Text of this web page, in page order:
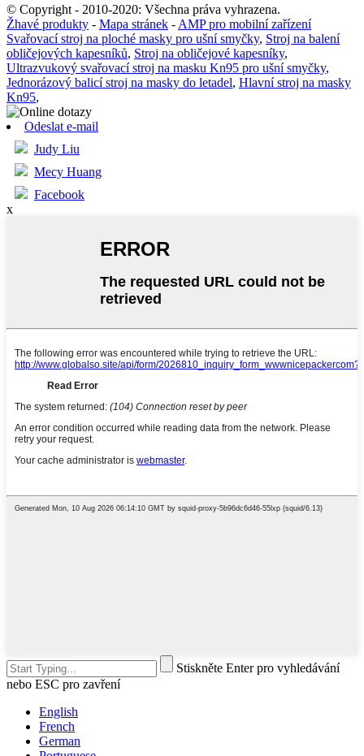
© Copyright - 2010-2020: Všechna práva vyhrazena.
Žhavé produkty - Mapa stránek -AMP pro mobilní zařízení
Svařovací stroj na ploché masky pro ušní smyčky, Stroj na balení
obličejových kapesníků, Stroj na obličejové kapesníky,
Ultrazvukový svařovací stroj na masku Kn95 pro ušní smyčky,
Jednorázový balicí stroj na masky do letadel, Hlavní stroj na masky
Kn95,
Odeslat e-mail
Judy Liu
Mecy Huang
Facebook
x
Stiskněte Enter pro vyhledávání
nebo ESC pro zavření
English
French
German